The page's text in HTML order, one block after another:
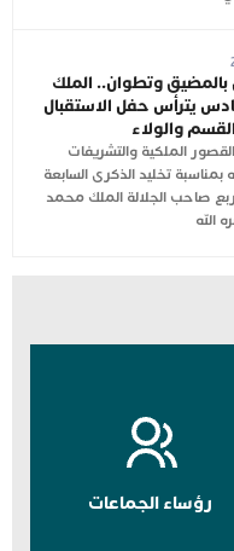
بالمضيق وتطوان.. الملك
يترأس حفل الاستقبال
والولاء
الملكية والتشريفات
بمناسبة تخليد الذكرى السابعة
صاحب الجلالة الملك محمد
الله
رؤساء الجماعات